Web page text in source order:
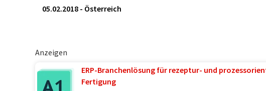
05.02.2018 - Österreich
Anzeigen
ERP-Branchenlösung für rezeptur- und
Fertigung